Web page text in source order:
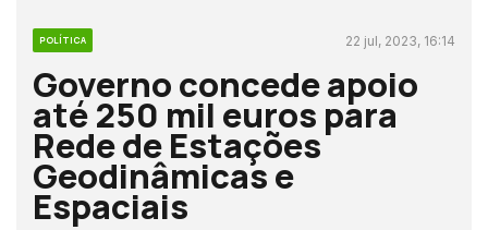
POLÍTICA 22 jul, 2023, 16:14
Governo concede apoio
até 250 mil euros para
Rede de Estações
Geodinâmicas e
Espaciais